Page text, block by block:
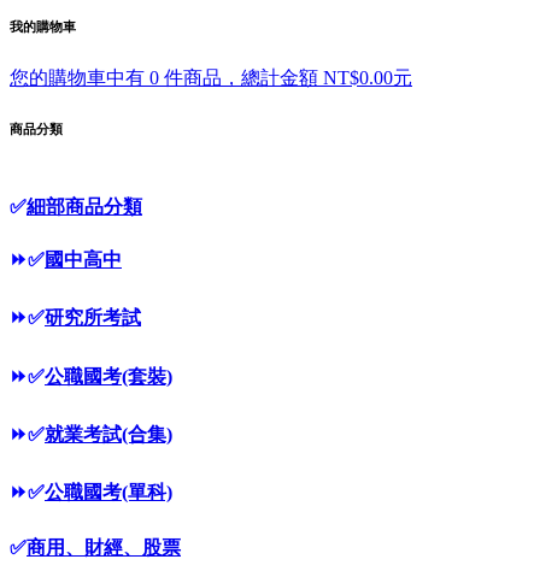
我的購物車
您的購物車中有 0 件商品，總計金額 NT$0.00元
商品分類
✅細部商品分類
⏩✅國中高中
⏩✅研究所考試
⏩✅公職國考(套裝)
⏩✅就業考試(合集)
⏩✅公職國考(單科)
✅商用、財經、股票